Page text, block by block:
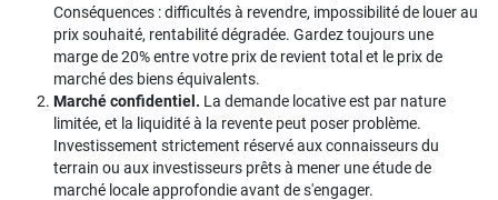
Conséquences : difficultés à revendre, impossibilité de louer au
prix souhaité, rentabilité dégradée. Gardez toujours une
marge de 20% entre votre prix de revient total et le prix de
marché des biens équivalents.
Marché confidentiel. La demande locative est par nature
limitée, et la liquidité à la revente peut poser problème.
Investissement strictement réservé aux connaisseurs du
terrain ou aux investisseurs prêts à mener une étude de
marché locale approfondie avant de s'engager.